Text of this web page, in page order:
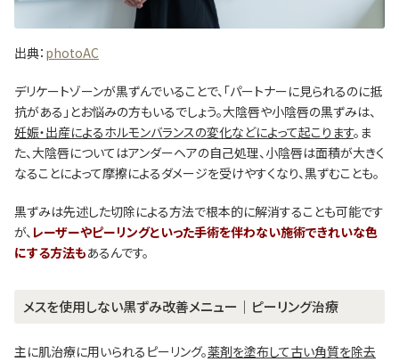
出典： photoAC
デリケートゾーンが黒ずんでいることで、「パートナーに見られるのに抵
抗がある」とお悩みの方もいるでしょう。大陰唇や小陰唇の黒ずみは、
妊娠・出産によるホルモンバランスの変化などによって起こります。ま
た、大陰唇についてはアンダーヘアの自己処理、小陰唇は面積が大きく
なることによって摩擦によるダメージを受けやすくなり、黒ずむことも。
黒ずみは先述した切除による方法で根本的に解消することも可能です
が、 レーザーやピーリングといった手術を伴わない施術できれいな色
にする方法もあるんです。
メスを使用しない黒ずみ改善メニュー│ピーリング治療
主に肌治療に用いられるピーリング。薬剤を塗布して古い角質を除去